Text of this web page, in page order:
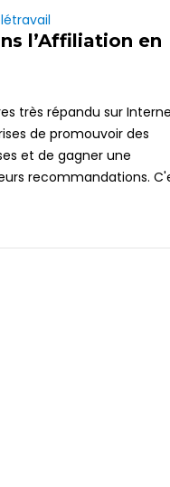
l’Affiliation en
très répandu sur
de promouvoir des
et de gagner une
recommandations.